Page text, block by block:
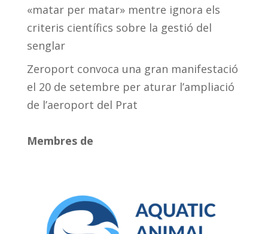
«matar per matar» mentre ignora els
criteris científics sobre la gestió del
senglar
Zeroport convoca una gran manifestació
el 20 de setembre per aturar l’ampliació
de l’aeroport del Prat
Membres de